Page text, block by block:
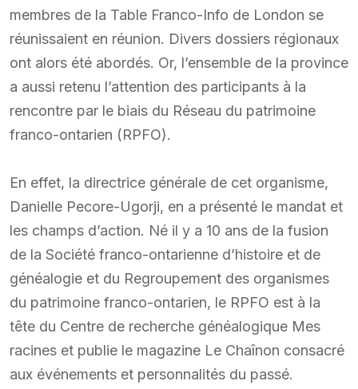
membres de la Table Franco-Info de London se
réunissaient en réunion. Divers dossiers régionaux
ont alors été abordés. Or, l’ensemble de la province
a aussi retenu l’attention des participants à la
rencontre par le biais du Réseau du patrimoine
franco-ontarien (RPFO).
En effet, la directrice générale de cet organisme,
Danielle Pecore-Ugorji, en a présenté le mandat et
les champs d’action. Né il y a 10 ans de la fusion
de la Société franco-ontarienne d’histoire et de
généalogie et du Regroupement des organismes
du patrimoine franco-ontarien, le RPFO est à la
tête du Centre de recherche généalogique Mes
racines et publie le magazine Le Chaînon consacré
aux événements et personnalités du passé.